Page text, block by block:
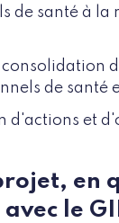
de santé à la
de santé
d'actions et
en
le